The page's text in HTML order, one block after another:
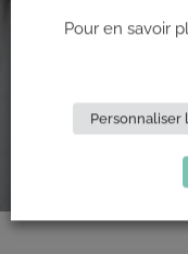
Pour en savoir
Personnaliser